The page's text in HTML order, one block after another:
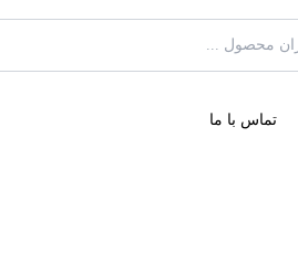
تماس با ما